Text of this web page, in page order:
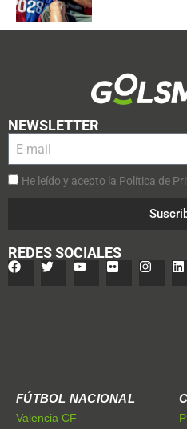
NEWSLETTER
He leído y acepto la Política de
REDES SOCIALES
FÚTBOL NACIONAL
Valencia CF